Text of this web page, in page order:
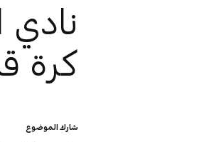
كرة
شارك الموضوع